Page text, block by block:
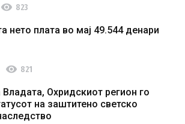
visibility 823
нето плата во мај 49.544 денари
visibility 821
Охридскиот регион го
на заштитено светско